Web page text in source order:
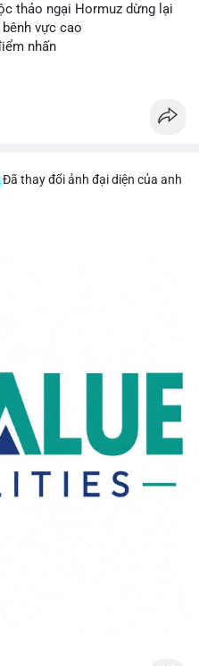
thảo ngại Hormuz dừng lại
vực cao
nhấn
Đã thay đổi ảnh đại diện của anh